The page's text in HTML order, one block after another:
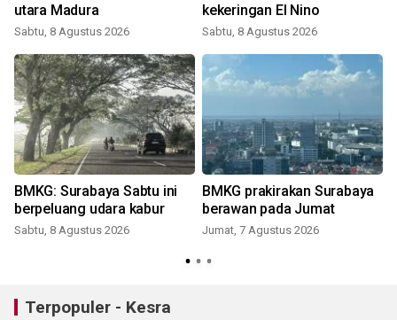
utara Madura
Sabtu, 8 Agustus 2026
kekeringan El Nino
Sabtu, 8 Agustus 2026
BMKG: Surabaya Sabtu ini
berpeluang udara kabur
Sabtu, 8 Agustus 2026
BMKG prakirakan Surabaya
berawan pada Jumat
Jumat, 7 Agustus 2026
Terpopuler - Kesra